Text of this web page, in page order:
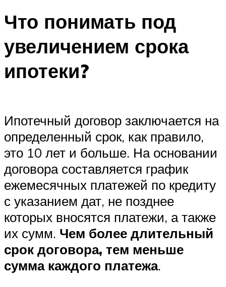
Что понимать под
увеличением срока
ипотеки?
Ипотечный договор заключается на
определенный срок, как правило,
это 10 лет и больше. На основании
договора составляется график
ежемесячных платежей по кредиту
с указанием дат, не позднее
которых вносятся платежи, а также
их сумм. Чем более длительный
срок договора, тем меньше
сумма каждого платежа.